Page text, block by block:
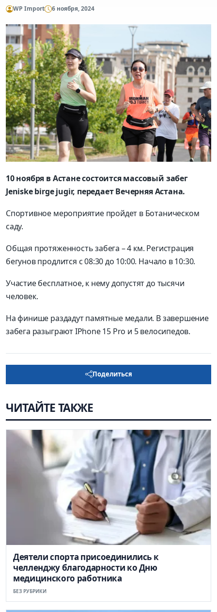
WP Import 6 ноября, 2024
10 ноября в Астане состоится массовый забег
Jeniske birge jugir, передает Вечерняя Астана.
Спортивное мероприятие пройдет в Ботаническом
саду.
Общая протяженность забега – 4 км. Регистрация
бегунов продлится с 08:30 до 10:00. Начало в 10:30.
Участие бесплатное, к нему допустят до тысячи
человек.
На финише раздадут памятные медали. В завершение
забега разыграют IPhone 15 Pro и 5 велосипедов.
Поделиться
ЧИТАЙТЕ ТАКЖЕ
Деятели спорта присоединились к
челленджу благодарности ко Дню
медицинского работника
БЕЗ РУБРИКИ